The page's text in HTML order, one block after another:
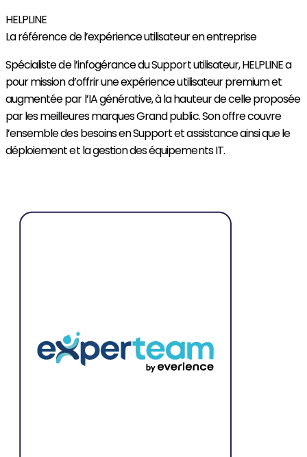
HELPLINE
La référence de l’expérience utilisateur en entreprise
Spécialiste de l’infogérance du Support utilisateur, HELPLINE a
pour mission d’offrirune expérienceutilisateur premiumet
augmentée par l’IA générative,à la hauteur de celle proposée
par les meilleures marques Grand public. Son offre couvre
l’ensemble des besoins en Support et assistance ainsi que le
déploiement et la gestion des équipements IT.